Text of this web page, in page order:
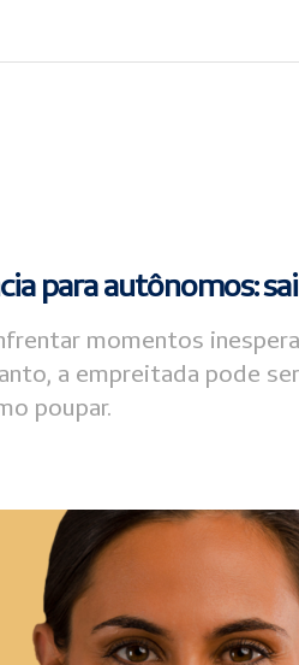
para autônomos:
momentos
a empreitada pode
poupar.